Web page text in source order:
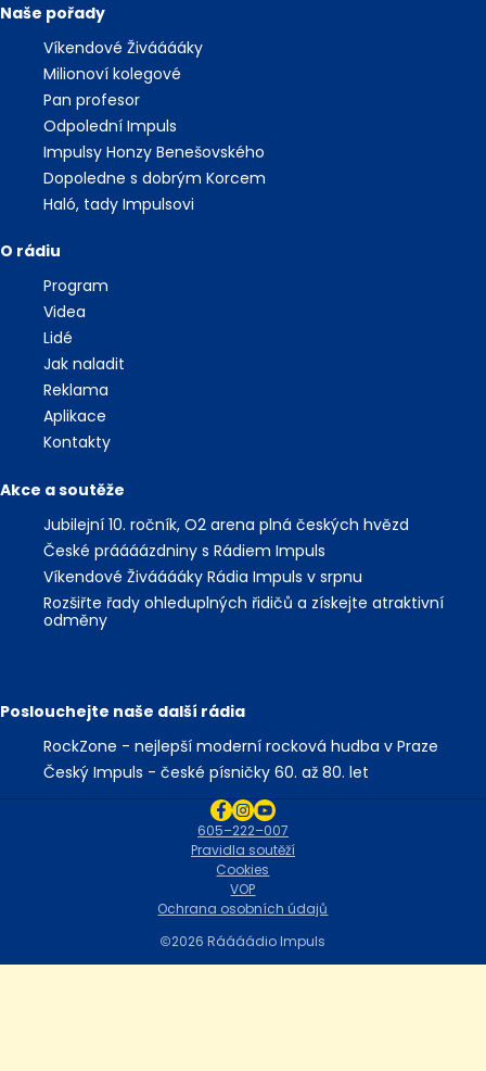
Naše pořady
Víkendové Živááááky
Milionoví kolegové
Pan profesor
Odpolední Impuls
Impulsy Honzy Benešovského
Dopoledne s dobrým Korcem
Haló, tady Impulsovi
O rádiu
Program
Videa
Lidé
Jak naladit
Reklama
Aplikace
Kontakty
Akce a soutěže
Jubilejní 10. ročník, O2 arena plná českých hvězd
České práááázdniny s Rádiem Impuls
Víkendové Živááááky Rádia Impuls v srpnu
Rozšiřte řady ohleduplných řidičů a získejte atraktivní
odměny
Poslouchejte naše další rádia
RockZone - nejlepší moderní rocková hudba v Praze
Český Impuls - české písničky 60. až 80. let
2026 Ráááádio Impuls
Ochrana osobních údajů
VOP
Cookies
Pravidla soutěží
605–222–007